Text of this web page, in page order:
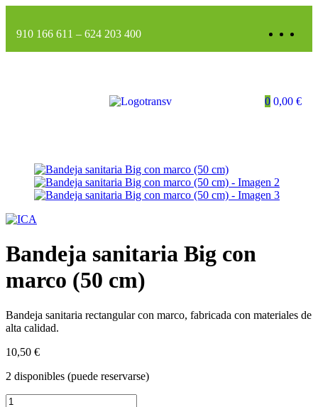
910 166 611 – 624 203 400
0 0,00 €
Bandeja sanitaria Big con
marco (50 cm)
Bandeja sanitaria rectangular con marco, fabricada con materiales de
alta calidad.
10,50 €
2 disponibles (puede reservarse)